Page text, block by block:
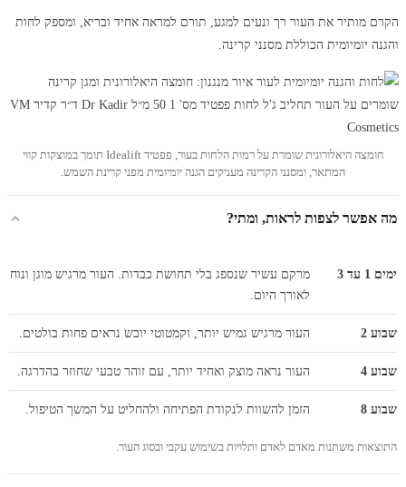
הקרם מותיר את העור רך ונעים למגע, תורם למראה אחיד ובריא, ומספק לחות
והגנה יומיומית הכוללת מסנני קרינה.
חומצה היאלורונית שומרת על רמות הלחות בעור, פפטיד Idealift תומך במוצקות קווי
המתאר, ומסנני הקרינה מעניקים הגנה יומיומית מפני קרינת השמש.
מה אפשר לצפות לראות, ומתי?
ימים 1 עד 3
מרקם עשיר שנספג בלי תחושת כבדות. העור מרגיש מוגן ונוח
לאורך היום.
שבוע 2 העור מרגיש גמיש יותר, וקמטוטי יובש נראים פחות בולטים.
שבוע 4 העור נראה מוצק ואחיד יותר, עם זוהר טבעי שחוזר בהדרגה.
שבוע 8 הזמן להשוות לנקודת הפתיחה ולהחליט על המשך הטיפול.
התוצאות משתנות מאדם לאדם ותלויות בשימוש עקבי ובסוג העור.